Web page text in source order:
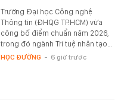
Trường Đại học Công nghệ
Thông tin (ĐHQG TP.HCM) vừa
công bố điểm chuẩn năm 2026,
trong đó ngành Trí tuệ nhân tạo…
HỌC ĐƯỜNG - 6 giờ trước